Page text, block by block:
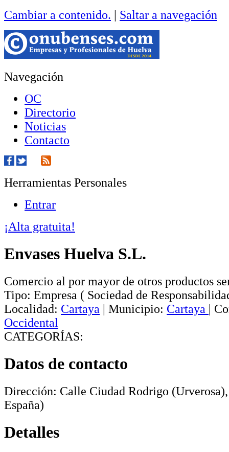
Cambiar a contenido. | Saltar a navegación
Navegación
OC
Directorio
Noticias
Contacto
Herramientas Personales
Entrar
¡Alta gratuita!
Envases Huelva S.L.
Comercio al por mayor de otros productos
Tipo: Empresa ( Sociedad de
Localidad: Cartaya | Municipio: Cartaya |
Occidental
CATEGORÍAS:
Datos de contacto
Dirección: Calle Ciudad Rodrigo
España)
Detalles